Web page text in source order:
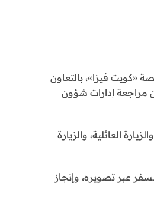
«كويت فيزا»، بالتعاون
مراجعة إدارات شؤون
(التأشيرة السياحية، والزيارة العائلية، والزيارة
عبر تصويره، وإنجاز